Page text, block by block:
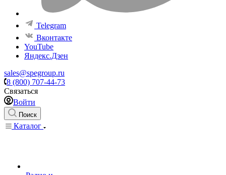
Telegram
Вконтакте
YouTube
Яндекс.Дзен
sales@spegroup.ru
8 (800) 707-44-73
Связаться
Войти
Поиск
Каталог